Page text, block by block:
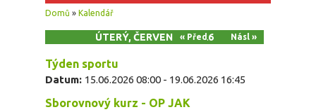
Jste zde
Domů » Kalendář
ÚTERÝ, ČERVEN 16, 2026
« Před Násl »
Týden sportu
Datum: 15.06.2026 08:00 - 19.06.2026 16:45
Sborovnový kurz - OP JAK